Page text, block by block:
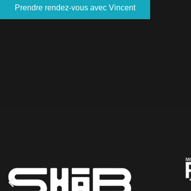
Prendre rendez-vous avec Vincent